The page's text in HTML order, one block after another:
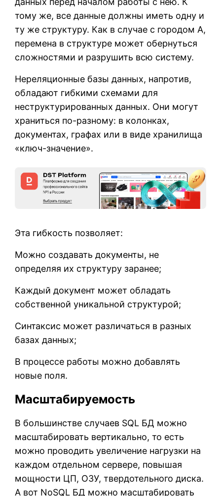
тому же, все данные должны иметь одну и
ту же структуру. Как в случае с городом А,
перемена в структуре может обернуться
сложностями и разрушить всю систему.
Нереляционные базы данных, напротив,
обладают гибкими схемами для
неструктурированных данных. Они могут
храниться по-разному: в колонках,
документах, графах или в виде хранилища
«ключ-значение».
Эта гибкость позволяет:
Можно создавать документы, не
определяя их структуру заранее;
Каждый документ может обладать
собственной уникальной структурой;
Синтаксис может различаться в разных
базах данных;
В процессе работы можно добавлять
новые поля.
Масштабируемость
В большинстве случаев SQL БД можно
масштабировать вертикально, то есть
можно проводить увеличение нагрузки на
каждом отдельном сервере, повышая
мощности ЦП, ОЗУ, твердотельного диска.
А вот NoSQL БД можно масштабировать